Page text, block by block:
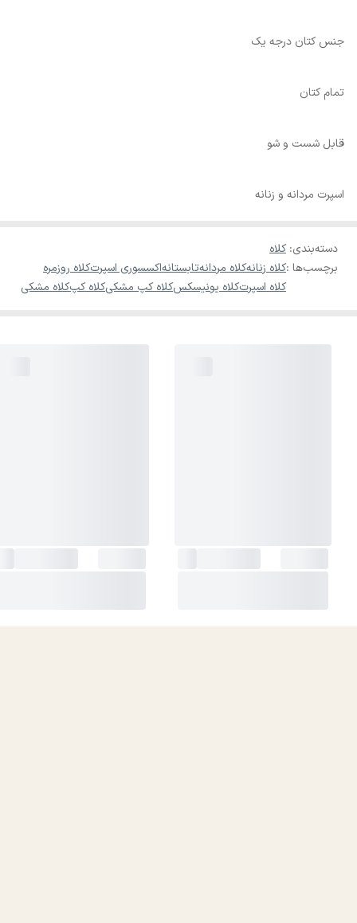
جنس کتان درجه یک
تمام کتان
قابل شست و شو
اسپرت مردانه و زنانه
دسته‌بندی: کلاه
برچسب‌ها :کلاه زنانهکلاه مردانهتابستانهاکسسوری اسپرتکلاه روزمره
کلاه اسپرتکلاه یونیسکسکلاه کپ مشکیکلاه کپکلاه مشکی